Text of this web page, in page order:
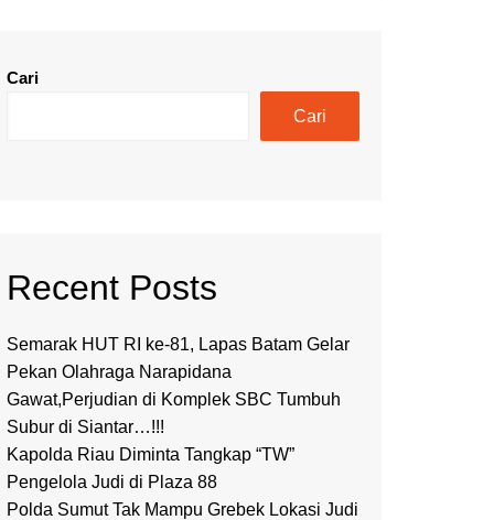
Cari
Cari
Recent Posts
Semarak HUT RI ke-81, Lapas Batam Gelar
Pekan Olahraga Narapidana
Gawat,Perjudian di Komplek SBC Tumbuh
Subur di Siantar…!!!
Kapolda Riau Diminta Tangkap “TW”
Pengelola Judi di Plaza 88
Polda Sumut Tak Mampu Grebek Lokasi Judi